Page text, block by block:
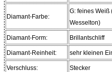
Diamant-Farbe:
G: feines Weiß
Wesselton)
Diamant-Form: Brillantschliff
Diamant-Reinheit: sehr kleinen
Verschluss: Stecker